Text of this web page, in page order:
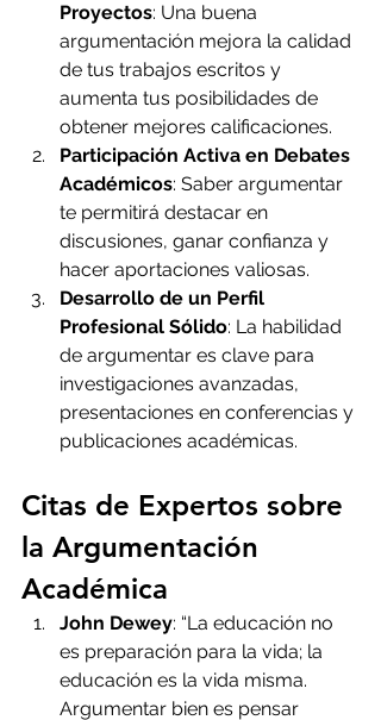
Proyectos: Una buena
argumentación mejora la calidad
de tus trabajos escritos y
aumenta tus posibilidades de
obtener mejores calificaciones.
Participación Activa en Debates
Académicos: Saber argumentar
te permitirá destacar en
discusiones, ganar confianza y
hacer aportaciones valiosas.
Desarrollo de un Perfil
Profesional Sólido: La habilidad
de argumentar es clave para
investigaciones avanzadas,
presentaciones en conferencias y
publicaciones académicas.
Citas de Expertos sobre
la Argumentación
Académica
John Dewey: “La educación no
es preparación para la vida; la
educación es la vida misma.
Argumentar bien es pensar